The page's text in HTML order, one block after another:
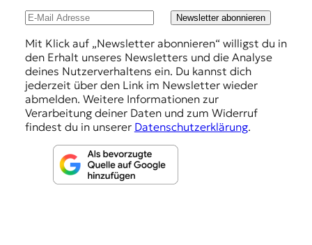
Newsletter abonnieren
Mit Klick auf „Newsletter abonnieren“ willigst du in
den Erhalt unseres Newsletters und die Analyse
deines Nutzerverhaltens ein. Du kannst dich
jederzeit über den Link im Newsletter wieder
abmelden. Weitere Informationen zur
Verarbeitung deiner Daten und zum Widerruf
findest du in unserer Datenschutzerklärung.